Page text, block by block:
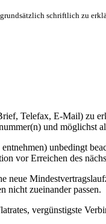
schriftlich zu
Telefax, E-Mail) zu
und möglichst
unbedingt
vor Erreichen des
nicht zueinander passen.
vergünstigste